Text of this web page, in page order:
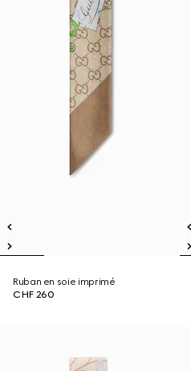
Ruban en soie imprimé
CHF 260